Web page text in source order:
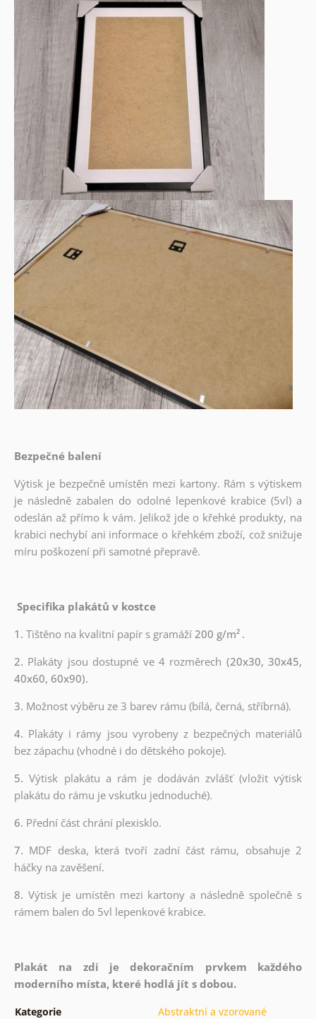
Bezpečné balení
Výtisk je bezpečně umístěn mezi kartony. Rám s výtiskem
je následně zabalen do odolné lepenkové krabice (5vl) a
odeslán až přímo k vám. Jelikož jde o křehké produkty, na
krabici nechybí ani informace o křehkém zboží, což snižuje
míru poškození při samotné přepravě.
Specifika plakátů v kostce
1. Tištěno na kvalitní papír s gramáží200 g/m² .
2. Plakáty jsou dostupné ve 4 rozměrech (20x30, 30x45,
40x60, 60x90).
3. Možnost výběru ze 3 barev rámu (bílá, černá, stříbrná).
4. Plakáty i rámy jsou vyrobeny z bezpečných materiálů
bez zápachu (vhodné i do dětského pokoje).
5.Výtisk plakátu a rám je dodáván zvlášť (vložit výtisk
plakátu do rámu je vskutku jednoduché).
6. Přední část chrání plexisklo.
7. MDF deska, která tvoří zadní část rámu, obsahuje 2
háčky na zavěšení.
8. Výtisk je umístěn mezi kartony a následně společně s
rámem balen do 5vl lepenkové krabice.
Plakát na zdi je dekoračním prvkem každého
moderního místa, které hodlá jít s dobou.
Kategorie Abstraktní a vzorované